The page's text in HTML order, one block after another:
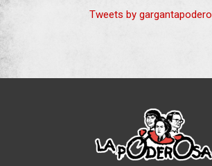
Tweets by gargantapodero